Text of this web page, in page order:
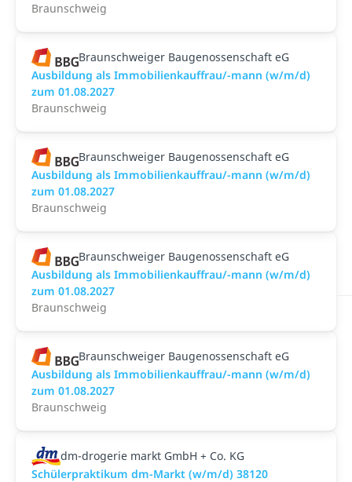
Braunschweig
Braunschweiger Baugenossenschaft eG
Ausbildung als Immobilienkauffrau/-mann (w/m/d)
zum 01.08.2027
Braunschweig
Braunschweiger Baugenossenschaft eG
Ausbildung als Immobilienkauffrau/-mann (w/m/d)
zum 01.08.2027
Braunschweig
Braunschweiger Baugenossenschaft eG
Ausbildung als Immobilienkauffrau/-mann (w/m/d)
zum 01.08.2027
Braunschweig
Braunschweiger Baugenossenschaft eG
Ausbildung als Immobilienkauffrau/-mann (w/m/d)
zum 01.08.2027
Braunschweig
dm-drogerie markt GmbH + Co. KG
Schülerpraktikum dm-Markt (w/m/d) 38120